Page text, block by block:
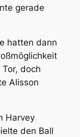
gerade
hatten dann
doch
Alisson
Harvey
den Ball